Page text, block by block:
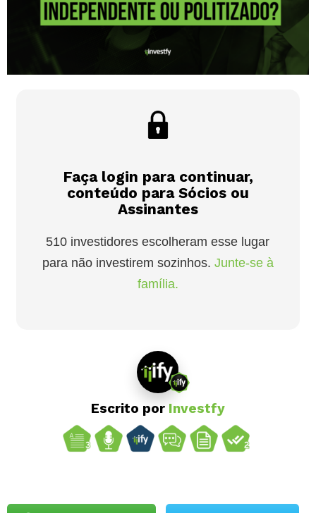
Faça login para continuar,
conteúdo para Sócios ou
Assinantes
510 investidores escolheram esse lugar
para não investirem sozinhos. Junte-se à
família.
Escrito por Investfy